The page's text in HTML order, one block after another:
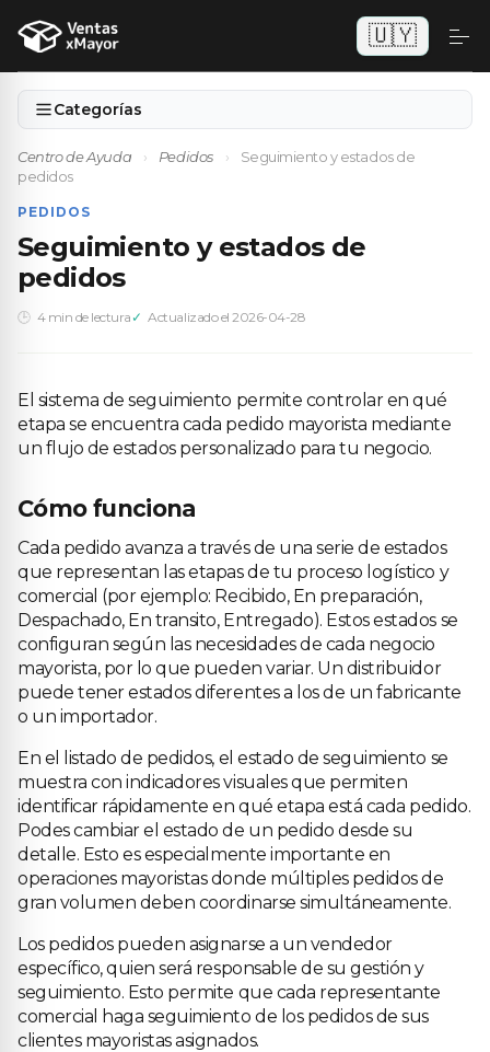
🇺🇾
Categorías
Centro de Ayuda › Pedidos ›
Seguimiento y estados de
pedidos
PEDIDOS
Seguimiento y estados de
pedidos
4 min de lectura Actualizado el 2026-04-28
El sistema de seguimiento permite controlar en qué
etapa se encuentra cada pedido mayorista mediante
un flujo de estados personalizado para tu negocio.
Cómo funciona
Cada pedido avanza a través de una serie de estados
que representan las etapas de tu proceso logístico y
comercial (por ejemplo: Recibido, En preparación,
Despachado, En transito, Entregado). Estos estados se
configuran según las necesidades de cada negocio
mayorista, por lo que pueden variar. Un distribuidor
puede tener estados diferentes a los de un fabricante
o un importador.
En el listado de pedidos, el estado de seguimiento se
muestra con indicadores visuales que permiten
identificar rápidamente en qué etapa está cada pedido.
Podes cambiar el estado de un pedido desde su
detalle. Esto es especialmente importante en
operaciones mayoristas donde múltiples pedidos de
gran volumen deben coordinarse simultáneamente.
Los pedidos pueden asignarse a un vendedor
específico, quien será responsable de su gestión y
seguimiento. Esto permite que cada representante
comercial haga seguimiento de los pedidos de sus
clientes mayoristas asignados.